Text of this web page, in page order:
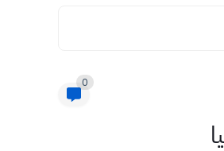
0